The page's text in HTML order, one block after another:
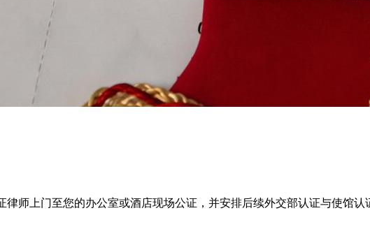
律师上门至您的办公室或酒店现场公证，并安排后续外交部认证与使馆认